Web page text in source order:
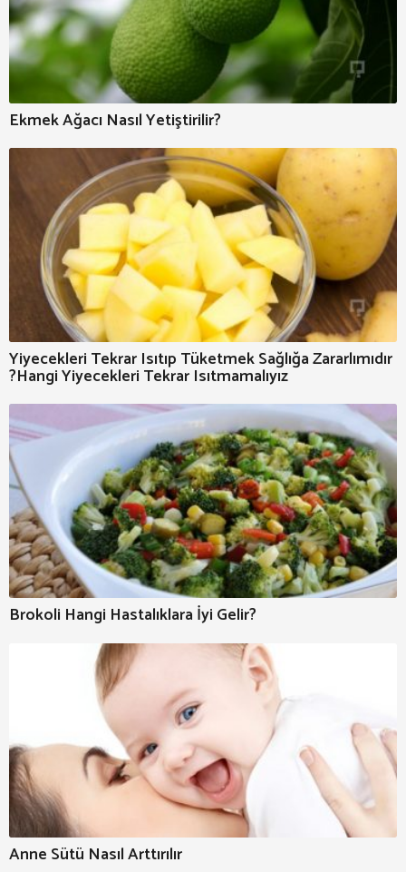
Ekmek Ağacı Nasıl Yetiştirilir?
Yiyecekleri Tekrar Isıtıp Tüketmek Sağlığa Zararlımıdır
?Hangi Yiyecekleri Tekrar Isıtmamalıyız
Brokoli Hangi Hastalıklara İyi Gelir?
Anne Sütü Nasıl Arttırılır